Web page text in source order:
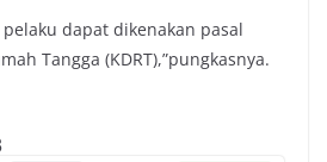
dapat dikenakan pasal
Tangga (KDRT),”pungkasnya.